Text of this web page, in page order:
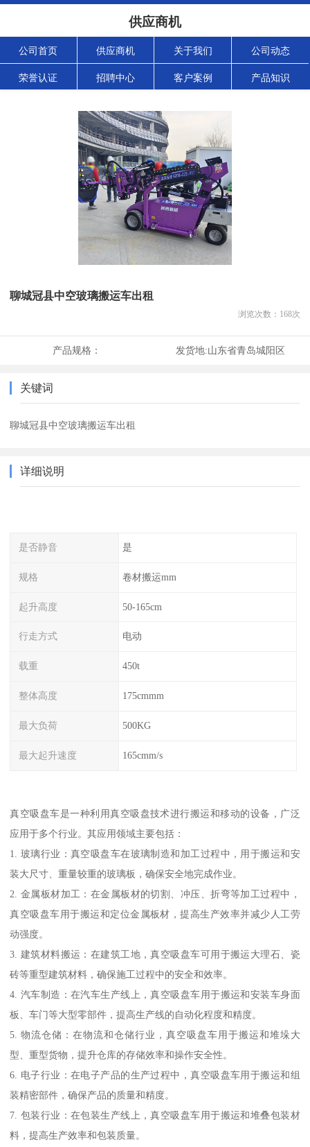
供应商机
公司首页 供应商机 关于我们 公司动态
荣誉认证 招聘中心 客户案例 产品知识
聊城冠县中空玻璃搬运车出租
浏览次数： 168次
产品规格： 发货地:山东省青岛城阳区
关键词
聊城冠县中空玻璃搬运车出租
详细说明
是否静音 是
规格 卷材搬运mm
起升高度 50-165cm
行走方式 电动
载重 450t
整体高度 175cmmm
最大负荷 500KG
最大起升速度 165cmm/s
真空吸盘车是一种利用真空吸盘技术进行搬运和移动的设备，广泛
应用于多个行业。其应用领域主要包括：
1. 玻璃行业：真空吸盘车在玻璃制造和加工过程中，用于搬运和安
装大尺寸、重量较重的玻璃板，确保安全地完成作业。
2. 金属板材加工：在金属板材的切割、冲压、折弯等加工过程中，
真空吸盘车用于搬运和定位金属板材，提高生产效率并减少人工劳
动强度。
3. 建筑材料搬运：在建筑工地，真空吸盘车可用于搬运大理石、瓷
砖等重型建筑材料，确保施工过程中的安全和效率。
4. 汽车制造：在汽车生产线上，真空吸盘车用于搬运和安装车身面
板、车门等大型零部件，提高生产线的自动化程度和精度。
5. 物流仓储：在物流和仓储行业，真空吸盘车用于搬运和堆垛大
型、重型货物，提升仓库的存储效率和操作安全性。
6. 电子行业：在电子产品的生产过程中，真空吸盘车用于搬运和组
装精密部件，确保产品的质量和精度。
7. 包装行业：在包装生产线上，真空吸盘车用于搬运和堆叠包装材
料，提高生产效率和包装质量。